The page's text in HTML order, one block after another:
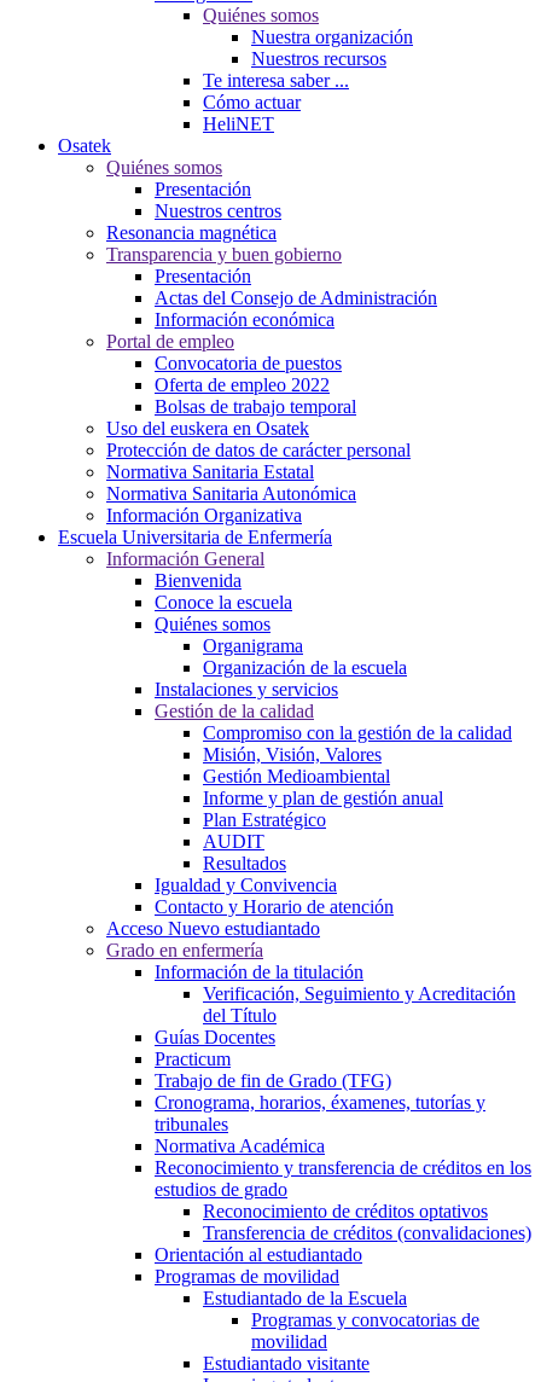
Quiénes somos
Nuestra organización
Nuestros recursos
Te interesa saber ...
Cómo actuar
HeliNET
Osatek
Quiénes somos
Presentación
Nuestros centros
Resonancia magnética
Transparencia y buen gobierno
Presentación
Actas del Consejo de Administración
Información económica
Portal de empleo
Convocatoria de puestos
Oferta de empleo 2022
Bolsas de trabajo temporal
Uso del euskera en Osatek
Protección de datos de carácter personal
Normativa Sanitaria Estatal
Normativa Sanitaria Autonómica
Información Organizativa
Escuela Universitaria de Enfermería
Información General
Bienvenida
Conoce la escuela
Quiénes somos
Organigrama
Organización de la escuela
Instalaciones y servicios
Gestión de la calidad
Compromiso con la gestión de la calidad
Misión, Visión, Valores
Gestión Medioambiental
Informe y plan de gestión anual
Plan Estratégico
AUDIT
Resultados
Igualdad y Convivencia
Contacto y Horario de atención
Acceso Nuevo estudiantado
Grado en enfermería
Información de la titulación
Verificación, Seguimiento y Acreditación
del Título
Guías Docentes
Practicum
Trabajo de fin de Grado (TFG)
Cronograma, horarios, éxamenes, tutorías y
tribunales
Normativa Académica
Reconocimiento y transferencia de créditos en los
estudios de grado
Reconocimiento de créditos optativos
Transferencia de créditos (convalidaciones)
Orientación al estudiantado
Programas de movilidad
Estudiantado de la Escuela
Programas y convocatorias de
movilidad
Estudiantado visitante